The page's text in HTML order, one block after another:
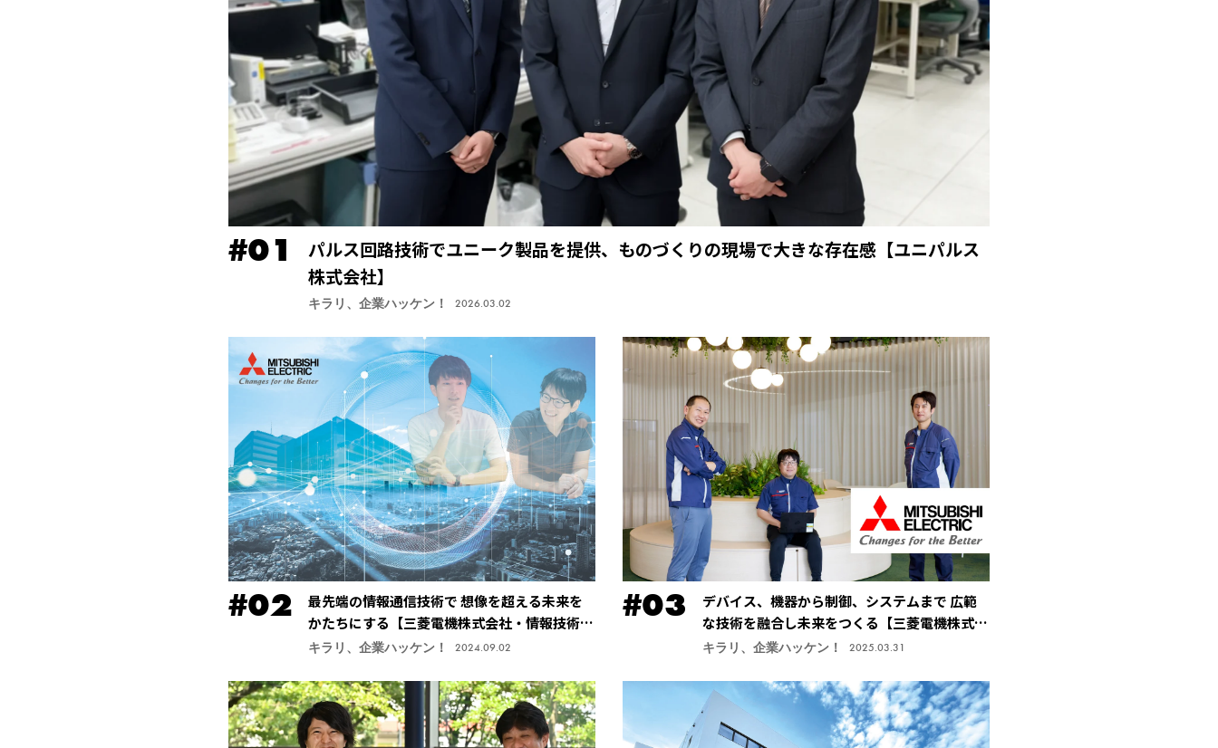
パルス回路技術でユニーク製品を提供、ものづくりの現場で大きな存在感【ユニパルス
株式会社】
キラリ、企業ハッケン！ 2026.03.02
最先端の情報通信技術で 想像を超える未来を
かたちにする【三菱電機株式会社・情報技術総
合研究所】
キラリ、企業ハッケン！ 2024.09.02
デバイス、機器から制御、システムまで 広範
な技術を融合し未来をつくる【三菱電機株式会
社・先端技術総合研究所】
キラリ、企業ハッケン！ 2025.03.31